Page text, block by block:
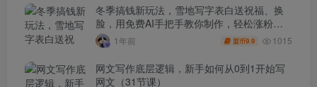
冬季搞钱新玩法，雪地写字表白送祝福、换
脸，用免费AI手把手教你制作，轻松涨粉
3.5w，接单到手软
1年前 盟币9.9 1015
网文写作底层逻辑，新手如何从0到1开始写
网文（31节课）